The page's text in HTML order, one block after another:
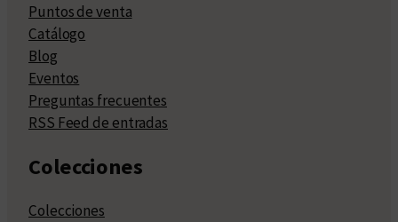
Puntos de venta
Catálogo
Blog
Eventos
Preguntas frecuentes
RSS Feed de entradas
Colecciones
Colecciones